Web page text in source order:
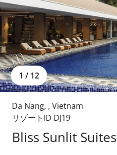
す
る
1 / 12
Da Nang, , Vietnam
リゾートID DJ19
Bliss Sunlit Suites